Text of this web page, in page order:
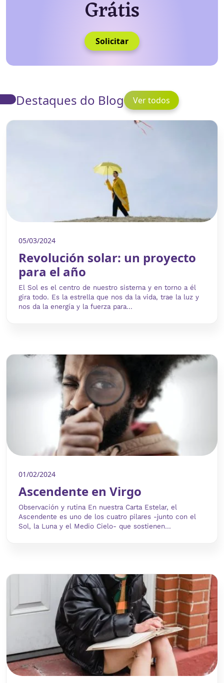
Grátis
Solicitar
Destaques do Blog Ver todos
05/03/2024
Revolución solar: un proyecto
para el año
El Sol es el centro de nuestro sistema y en torno a él
gira todo. Es la estrella que nos da la vida, trae la luz y
nos da la energía y la fuerza para...
01/02/2024
Ascendente en Virgo
Observación y rutina En nuestra Carta Estelar, el
Ascendente es uno de los cuatro pilares -junto con el
Sol, la Luna y el Medio Cielo- que sostienen...